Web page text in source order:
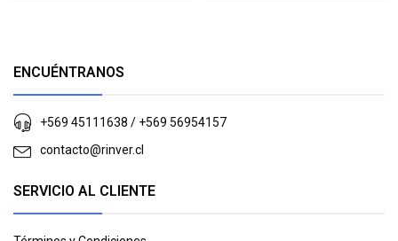
ENCUÉNTRANOS
+569 45111638 / +569 56954157
contacto@rinver.cl
SERVICIO AL CLIENTE